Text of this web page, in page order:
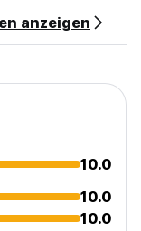
anzeigen
10.0
10.0
10.0